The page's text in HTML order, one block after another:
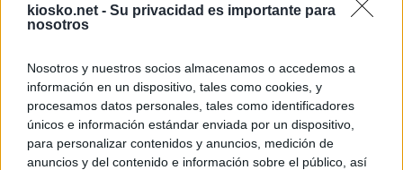
kiosko.net - Su privacidad es importante para
nosotros
Nosotros y nuestros socios almacenamos o accedemos a
información en un dispositivo, tales como cookies, y
procesamos datos personales, tales como identificadores
únicos e información estándar enviada por un dispositivo,
para personalizar contenidos y anuncios, medición de
anuncios y del contenido e información sobre el público, así